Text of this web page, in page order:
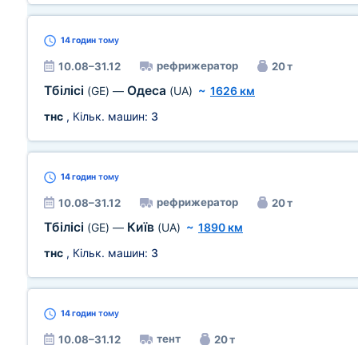
14 годин тому
10.08–31.12 рефрижератор 20 т
Тбілісі (GE) — Одеса (UA) ~ 1626 км
тнс , Кільк. машин: 3
14 годин тому
10.08–31.12 рефрижератор 20 т
Тбілісі (GE) — Київ (UA) ~ 1890 км
тнс , Кільк. машин: 3
14 годин тому
10.08–31.12 тент 20 т